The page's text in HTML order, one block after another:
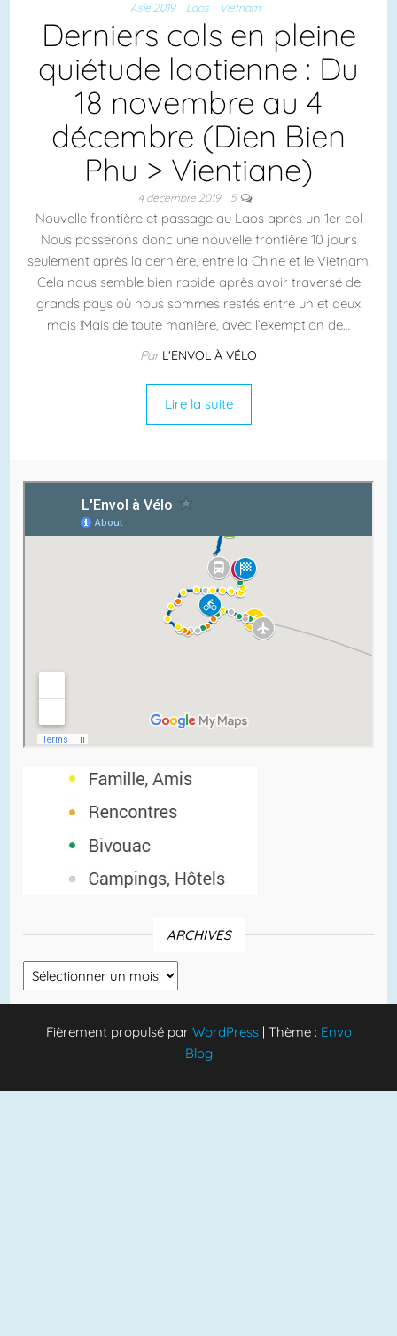
Asie 2019 Laos Vietnam
Derniers cols en pleine
quiétude laotienne : Du
18 novembre au 4
décembre (Dien Bien
Phu > Vientiane)
4 décembre 2019 5
Nouvelle frontière et passage au Laos après un 1er col
Nous passerons donc une nouvelle frontière 10 jours
seulement après la dernière, entre la Chine et le Vietnam.
Cela nous semble bien rapide après avoir traversé de
grands pays où nous sommes restés entre un et deux
mois !Mais de toute manière, avec l’exemption de…
ParL'ENVOL À VÉLO
Lire la suite
ARCHIVES
Archives
Fièrement propulsé par WordPress | Thème : Envo
Blog